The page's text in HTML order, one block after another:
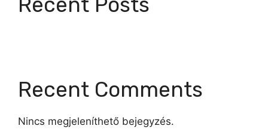
Recent Comments
Nincs megjeleníthető bejegyzés.